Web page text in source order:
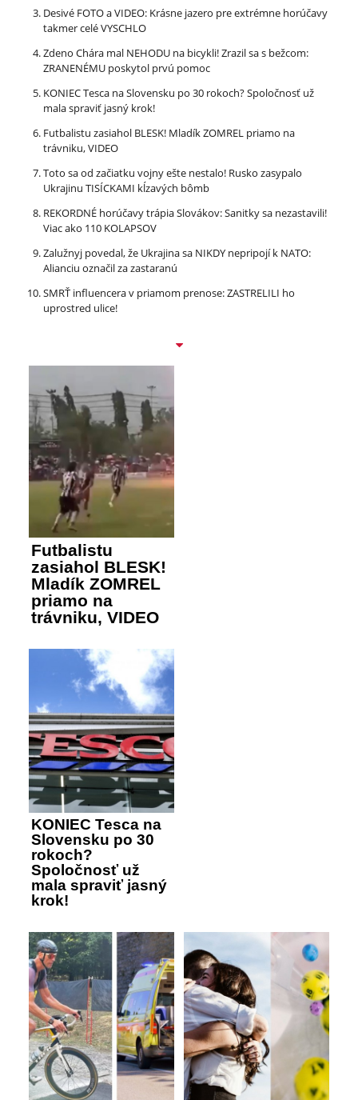
Desivé FOTO a VIDEO: Krásne jazero pre extrémne horúčavy
takmer celé VYSCHLO
Zdeno Chára mal NEHODU na bicykli! Zrazil sa s bežcom:
ZRANENÉMU poskytol prvú pomoc
KONIEC Tesca na Slovensku po 30 rokoch? Spoločnosť už
mala spraviť jasný krok!
Futbalistu zasiahol BLESK! Mladík ZOMREL priamo na
trávniku, VIDEO
Toto sa od začiatku vojny ešte nestalo! Rusko zasypalo
Ukrajinu TISÍCKAMI kĺzavých bômb
REKORDNÉ horúčavy trápia Slovákov: Sanitky sa nezastavili!
Viac ako 110 KOLAPSOV
Zalužnyj povedal, že Ukrajina sa NIKDY nepripojí k NATO:
Alianciu označil za zastaranú
SMRŤ influencera v priamom prenose: ZASTRELILI ho
uprostred ulice!
Futbalistu
zasiahol BLESK!
Mladík ZOMREL
priamo na
trávniku, VIDEO
KONIEC Tesca na
Slovensku po 30
rokoch?
Spoločnosť už
mala spraviť jasný
krok!